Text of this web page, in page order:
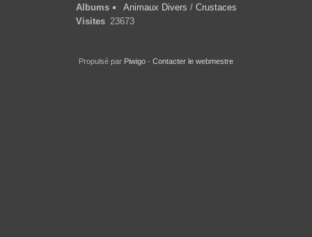
Albums
Animaux Divers / Crustaces
Visites 23673
Propulsé par Piwigo - Contacter le webmestre